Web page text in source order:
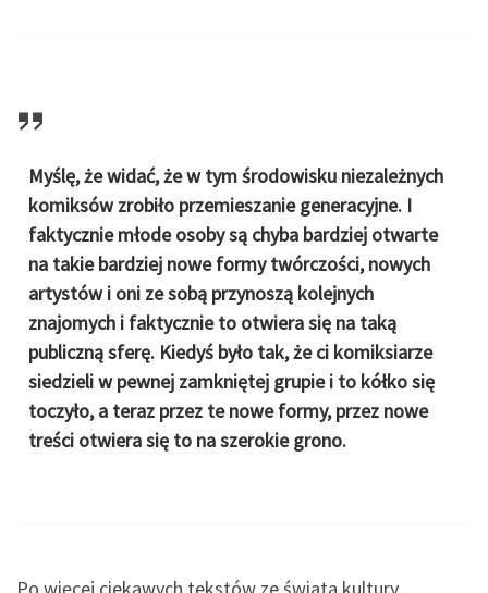
Myślę, że widać, że w tym środowisku niezależnych
komiksów zrobiło przemieszanie generacyjne. I
faktycznie młode osoby są chyba bardziej otwarte
na takie bardziej nowe formy twórczości, nowych
artystów i oni ze sobą przynoszą kolejnych
znajomych i faktycznie to otwiera się na taką
publiczną sferę. Kiedyś było tak, że ci komiksiarze
siedzieli w pewnej zamkniętej grupie i to kółko się
toczyło, a teraz przez te nowe formy, przez nowe
treści otwiera się to na szerokie grono.